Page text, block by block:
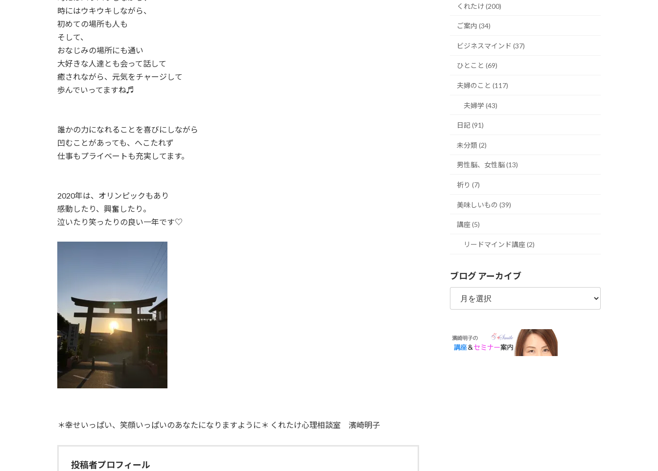
時にはウキウキしながら、
初めての場所も人も
そして、
おなじみの場所にも通い
大好きな人達とも会って話して
癒されながら、元気をチャージして
歩んでいってますね♬
誰かの力になれることを喜びにしながら
凹むことがあっても、へこたれず
仕事もプライベートも充実してます。
2020年は、オリンピックもあり
感動したり、興奮したり。
泣いたり笑ったりの良い一年です♡
＊幸せいっぱい、笑顔いっぱいのあなたになりますように＊ くれたけ心理相談室 濱崎明子
投稿者プロフィール
くれたけ (200)
ご案内 (34)
ビジネスマインド (37)
ひとこと (69)
夫婦のこと (117)
夫婦学 (43)
日記 (91)
未分類 (2)
男性脳、女性脳 (13)
祈り (7)
美味しいもの (39)
講座 (5)
リードマインド講座 (2)
ブログ アーカイブ
ブ
グ
ー
カ